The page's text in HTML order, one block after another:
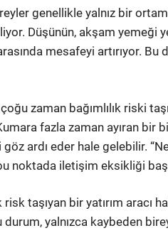
genellikle yalnız bir
Düşünün, akşam yemeği
mesafeyi artırıyor.
zaman bağımlılık riski
fazla zaman ayıran bir
ardı eder hale gelebilir.
noktada iletişim eksikliği
taşıyan bir yatırım aracı
yalnızca kaybeden